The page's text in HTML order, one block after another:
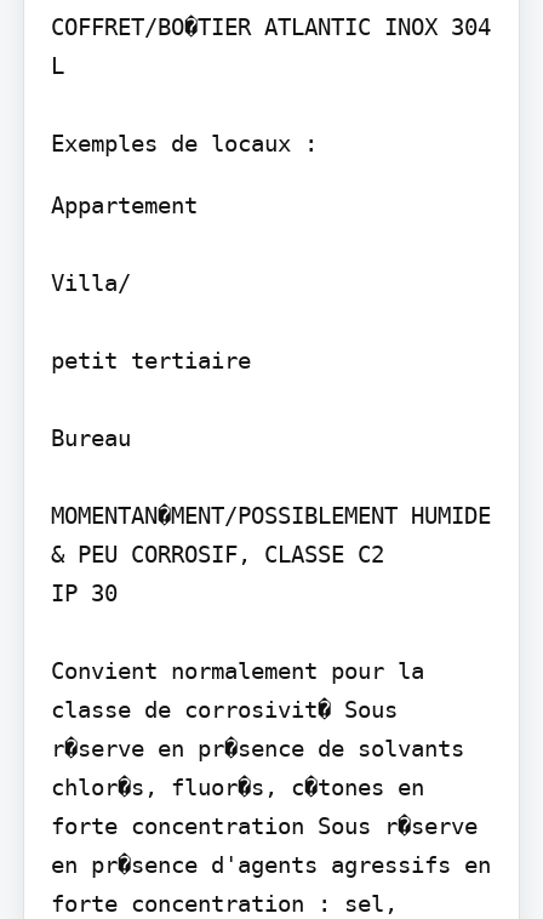
COFFRET/BO�TIER ATLANTIC INOX 304
L
Appartement
Villa/
petit tertiaire
Bureau
MOMENTAN�MENT/POSSIBLEMENT HUMIDE
& PEU CORROSIF, CLASSE C2
IP 30
Convient normalement pour la
classe de corrosivit� Sous
r�serve en pr�sence de solvants
chlor�s, fluor�s, c�tones en
forte concentration Sous r�serve
en pr�sence d'agents agressifs en
forte concentration : sel,